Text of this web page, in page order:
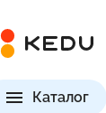
Каталог